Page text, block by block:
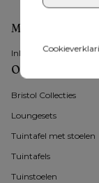
Onze
Bristol Collecties
Loungesets
Tuintafel met stoelen
Tuintafels
Tuinstoelen
Mijn account
Inloggen